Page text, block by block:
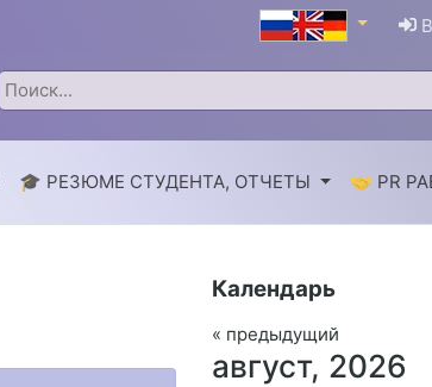
🎓 РЕЗЮМЕ СТУДЕНТА, ОТЧЕТЫ 🤝 PR
Календарь
« предыдущий
август, 2026